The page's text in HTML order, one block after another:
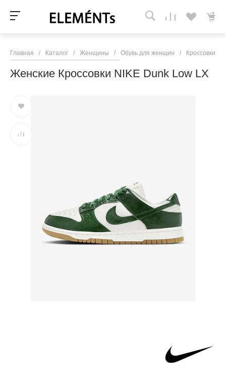
Главная / Каталог / Женщины / Обувь для женщин / Кроссовки и
Женские Кроссовки NIKE Dunk Low LX